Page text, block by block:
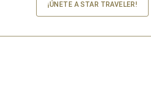
¡ÚNETE A STAR TRAVELER!